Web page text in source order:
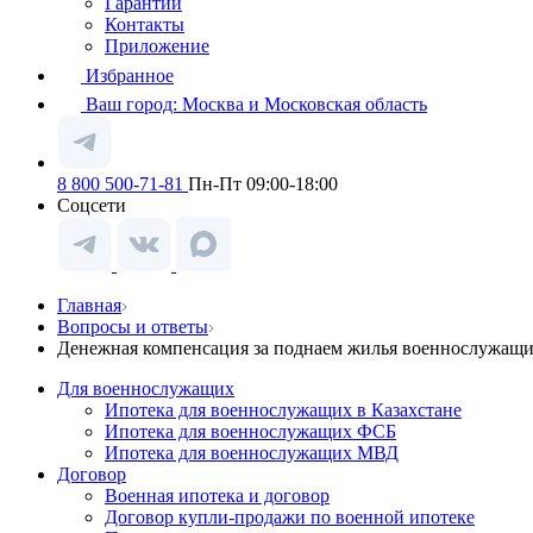
Контакты
Приложение
Избранное
Ваш город: Москва и Московская область
8 800 500-71-81 Пн-Пт 09:00-18:00
Соцсети
Главная
Вопросы и ответы
Денежная компенсация за поднаем жилья
Для военнослужащих
Ипотека для военнослужащих в Казахстане
Ипотека для военнослужащих ФСБ
Ипотека для военнослужащих МВД
Договор
Военная ипотека и договор
Договор купли-продажи по военной ипотеке